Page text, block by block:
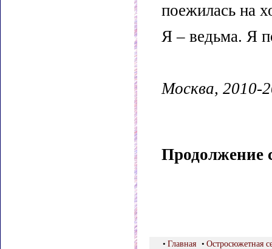
поежилась на
Я – ведьма. Я
Москва, 2010-
Продолжение
• Главная • Остросюжетная